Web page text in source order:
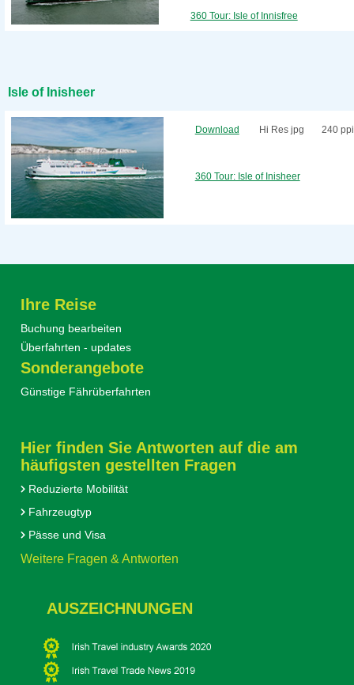
360 Tour: Isle of Innisfree
Isle of Inisheer
Download Hi Res jpg 240 ppi
360 Tour: Isle of Inisheer
Ihre Reise
Buchung bearbeiten
Überfahrten - updates
Sonderangebote
Günstige Fährüberfahrten
Hier finden Sie Antworten auf die am
häufigsten gestellten Fragen
Reduzierte Mobilität
Fahrzeugtyp
Pässe und Visa
Weitere Fragen & Antworten
AUSZEICHNUNGEN